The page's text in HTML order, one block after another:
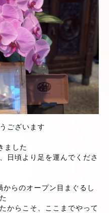
ございます
ました
日頃より足を運んでくださ
らのオープン目まぐるし
からこそ、ここまでやって